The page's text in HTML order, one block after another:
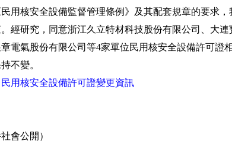
核安全設備監督管理條例》及其配套規章的要求，
經研究，同意浙江久立特材科技股份有限公司、大
電氣股份有限公司等4家單位民用核安全設備許可證
不變。
民用核安全設備許可證變更資訊
公開）